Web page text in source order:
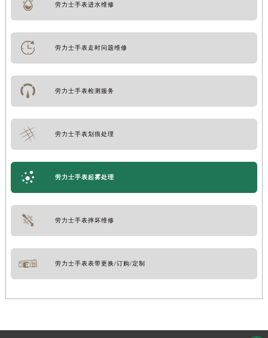
劳力士手表进水维修
劳力士手表走时问题维修
劳力士手表检测服务
劳力士手表划痕处理
劳力士手表起雾处理
劳力士手表摔坏维修
劳力士手表表带更换/订购/定制